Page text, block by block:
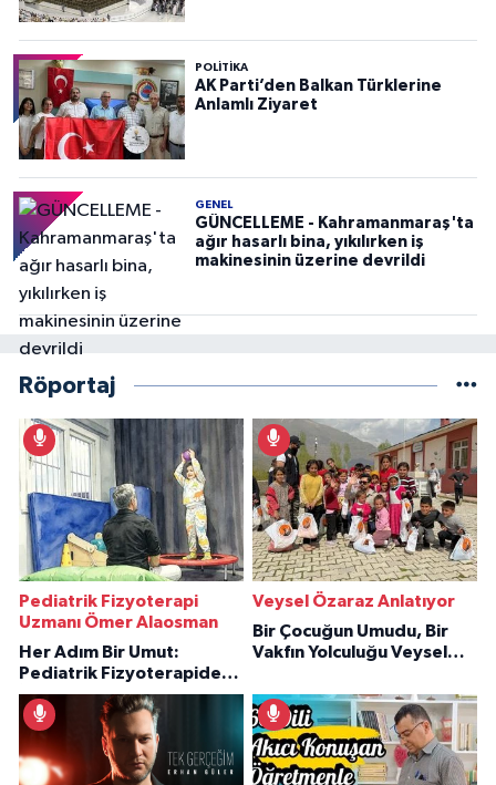
POLITIKA
AK Parti’den Balkan Türklerine
Anlamlı Ziyaret
GENEL
GÜNCELLEME - Kahramanmaraş'ta
ağır hasarlı bina, yıkılırken iş
makinesinin üzerine devrildi
Röportaj
Pediatrik Fizyoterapi
Uzmanı Ömer Alaosman
Her Adım Bir Umut:
Pediatrik Fizyoterapiden
İlham Veren Hikâyeler
Veysel Özaraz Anlatıyor
Bir Çocuğun Umudu, Bir
Vakfın Yolculuğu Veysel